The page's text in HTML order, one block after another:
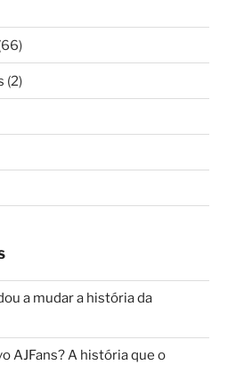
(2)
a mudar a história da
AJFans? A história que o